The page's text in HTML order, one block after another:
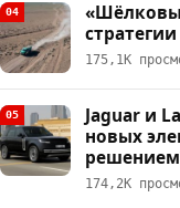
04
175,1К
05
Jaguar и
новых
174,2К